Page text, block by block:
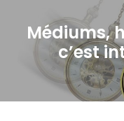
Médiums,
c’est